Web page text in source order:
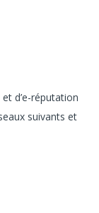
d’e-réputation
suivants et